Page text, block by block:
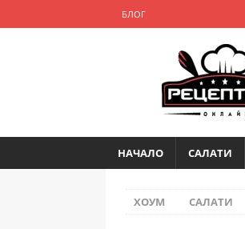
БЛОГ
НАЧАЛО САЛАТИ
ХОУМ САЛАТИ